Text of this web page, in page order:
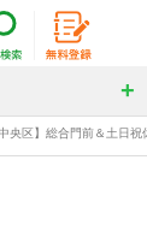
中央区】総合門前＆土日